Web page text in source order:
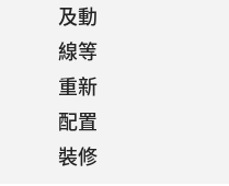
及動
線等
重新
配置
裝修